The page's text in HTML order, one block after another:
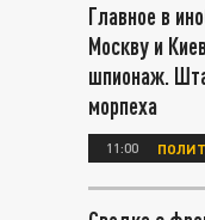
Главное в
Москву и
шпионаж.
морпеха
11:00